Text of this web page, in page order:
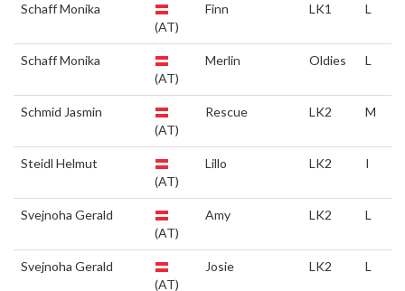
Schaff Monika
(AT)
Finn LK1 L
Schaff Monika
(AT)
Merlin Oldies L
Schmid Jasmin
(AT)
Rescue LK2 M
Steidl Helmut
(AT)
Lillo LK2 I
Svejnoha Gerald
(AT)
Amy LK2 L
Svejnoha Gerald
(AT)
Josie LK2 L